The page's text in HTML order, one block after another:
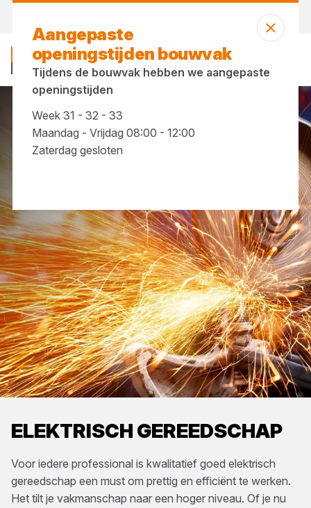
ELEKTRISCH GEREEDSCHAP
Voor iedere professional is kwalitatief goed elektrisch
gereedschap een must om prettig en efficiënt te werken.
Het tilt je vakmanschap naar een hoger niveau. Of je nu
Gereedschap Elektrisch gereedschap
Aangepaste
openingstijden bouwvak
Tijdens de bouwvak hebben we aangepaste
openingstijden
Week 31 - 32 - 33
Maandag - Vrijdag 08:00 - 12:00
Zaterdag gesloten